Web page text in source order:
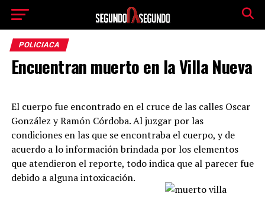
POLICIACA
Encuentran muerto en la Villa Nueva
El cuerpo fue encontrado en el cruce de las calles Oscar
González y Ramón Córdoba. Al juzgar por las
condiciones en las que se encontraba el cuerpo, y de
acuerdo a lo información brindada por los elementos
que atendieron el reporte, todo indica que al parecer fue
debido a alguna intoxicación.